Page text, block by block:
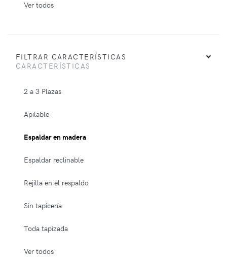
Ver todos
FILTRAR CARACTERÍSTICAS
CARACTERÍSTICAS
2 a 3 Plazas
Apilable
Espaldar en madera
Espaldar reclinable
Rejilla en el respaldo
Sin tapicería
Toda tapizada
Ver todos